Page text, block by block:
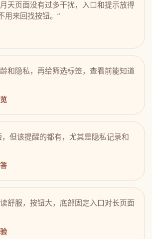
天页面没有过多干扰，入口和提示放得
用来回找按钮。”
和隐私，再给筛选标签，查看前能知道
，但该提醒的都有，尤其是隐私记录和
舒服，按钮大，底部固定入口对长页面